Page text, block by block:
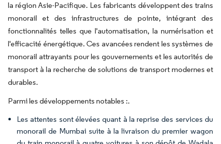
la région Asie-Pacifique. Les fabricants développent des trains
monorail et des infrastructures de pointe, intégrant des
fonctionnalités telles que l'automatisation, la numérisation et
l'efficacité énergétique. Ces avancées rendent les systèmes de
monorail attrayants pour les gouvernements et les autorités de
transport à la recherche de solutions de transport modernes et
durables.
Parmi les développements notables :.
Les attentes sont élevées quant à la reprise des services du
monorail de Mumbai suite à la livraison du premier wagon